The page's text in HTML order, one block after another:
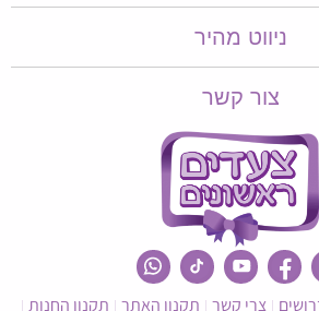
ניווט מהיר
צור קשר
צרי קשר תקנון האתר תקנון החנות